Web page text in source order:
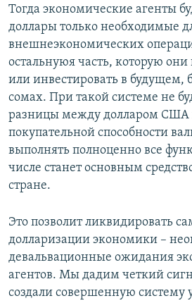
Тогда экономические агенты
доллары только необходимые
внешнеэкономических
остальнуюя часть, которую
или инвестировать в будущем,
сомах. При такой системе не
разницы между долларом США
покупательной способности
выполнять полноценно все
числе станет основным
стране.
Это позволит ликвидировать
долларизации экономики –
девальвационные ожидания
агентов. Мы дадим четкий
создали совершенную систему